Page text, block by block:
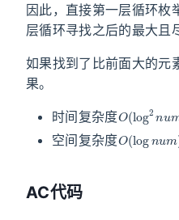
因此，直接第一层循环枚
层循环寻找之后的最大且
如果找到了比前面大的元
果。
时间复杂度
空间复杂度
O (log num
AC代码